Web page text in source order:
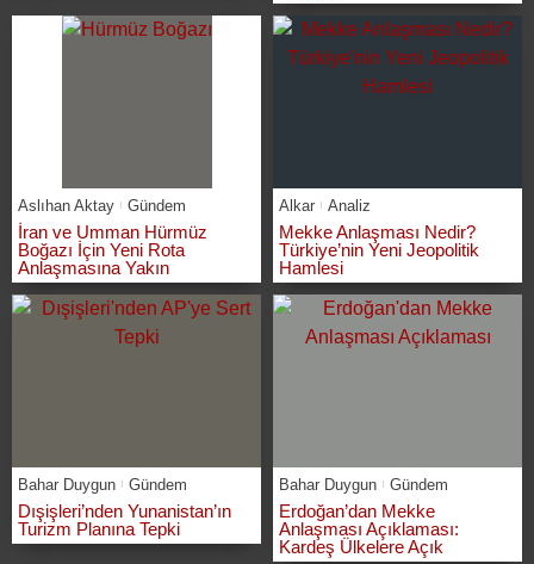
Aslıhan Aktay Gündem
İran ve Umman Hürmüz
Boğazı İçin Yeni Rota
Anlaşmasına Yakın
Alkar Analiz
Mekke Anlaşması Nedir?
Türkiye’nin Yeni Jeopolitik
Hamlesi
Bahar Duygun Gündem
Dışişleri’nden Yunanistan’ın
Turizm Planına Tepki
Bahar Duygun Gündem
Erdoğan’dan Mekke
Anlaşması Açıklaması:
Kardeş Ülkelere Açık